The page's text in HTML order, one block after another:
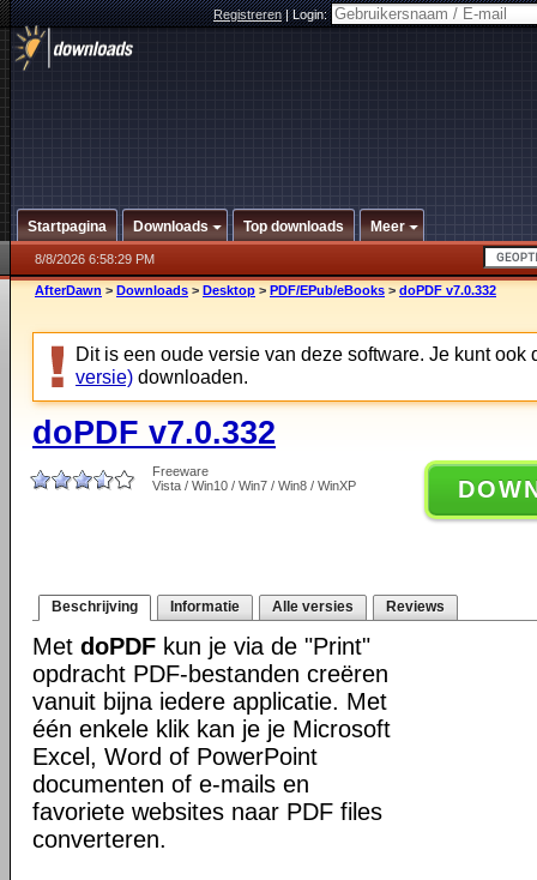
Registreren|Login:
Startpagina Downloads Top downloads Meer
8/8/2026 6:58:29 PM
AfterDawn > Downloads > Desktop > PDF/EPub/eBooks > doPDF v7.0.332
Dit is een oude versie van deze software. Je kunt ook
versie) downloaden.
doPDF v7.0.332
Freeware
Vista / Win10 / Win7 / Win8 / WinXP
Beschrijving Informatie Alle versies Reviews
Met doPDF kun je via de "Print"
opdracht PDF-bestanden creëren
vanuit bijna iedere applicatie. Met
één enkele klik kan je je Microsoft
Excel, Word of PowerPoint
documenten of e-mails en
favoriete websites naar PDF files
converteren.